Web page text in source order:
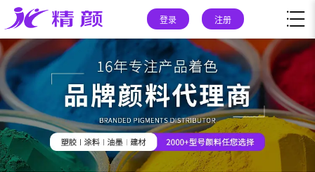
登录 注册